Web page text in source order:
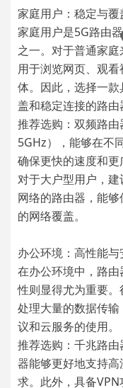
家庭用户：稳定与覆
家庭用户是5G路由
之一。对于普通家
用于浏览网页、观
体。因此，选择一
盖和稳定连接的路由
推荐选购：双频路
5GHz），能够在不
确保更快的速度和更
对于大户型用户，
网络的路由器，能
的网络覆盖。
办公环境：高性能与
在办公环境中，路
性则显得尤为重要
处理大量的数据传
议和云服务的使用。
推荐选购：千兆路
器能够更好地支持
求。此外，具备